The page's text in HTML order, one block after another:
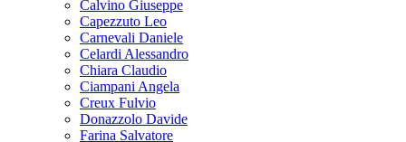
Calvino Giuseppe
Capezzuto Leo
Carnevali Daniele
Celardi Alessandro
Chiara Claudio
Ciampani Angela
Creux Fulvio
Donazzolo Davide
Farina Salvatore